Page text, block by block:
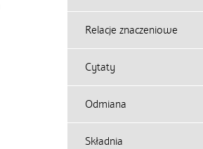
Relacje znaczeniowe
Cytaty
Odmiana
Składnia